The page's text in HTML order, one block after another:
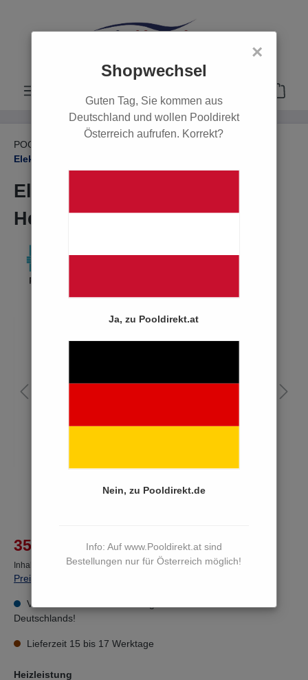
×
Shopwechsel
Guten Tag, Sie kommen aus
Deutschland und wollen Pooldirekt
Österreich aufrufen. Korrekt?
Ja, zu Pooldirekt.at
Nein, zu Pooldirekt.de
Info: Auf www.Pooldirekt.at sind
Bestellungen nur für Österreich möglich!
POOL
Elektrowärmetauscher
Elektroheizer mit Incoloy
Heizstab 9 kW
Bildergalerie überspringen
355,00 €* %
476,16 €* (25.45% von der UVP gespart)
Inhalt:
Preise inkl. MwSt. zzgl. Versandkosten
Versandkostenfreie Lieferung innerhalb Österreichs und
Deutschlands!
Lieferzeit 15 bis 17 Werktage
Heizleistung